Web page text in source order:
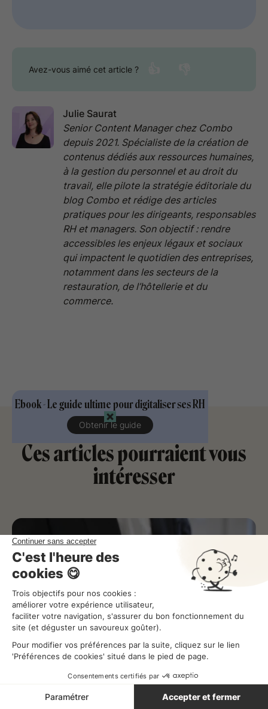
Ebook - Le guide ultime pour digitaliser ses RH
Obtenir le guide
Avez-vous aimé cet article ?
Julie Saurat
Senior Content Manager chez Combo
depuis 2021. Spécialiste de la création de
contenus dédiés aux ressources humaines,
à la gestion du personnel et au droit du
travail, elle pilote la stratégie éditoriale du
blog Combo et rédige des articles
pratiques pour les dirigeants, responsables
RH et managers. Son objectif : rendre
accessibles les enjeux légaux et sociaux
qui impactent le quotidien des entreprises,
notamment dans les secteurs de la
restauration, de l’hôtellerie et du
commerce.
Ces articles pourraient vous
intéresser
Modification du contrat de travail :